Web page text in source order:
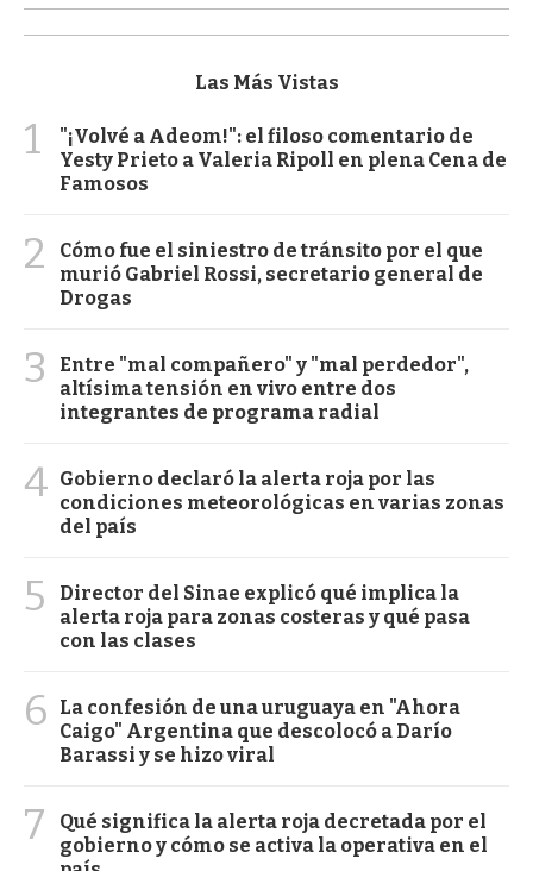
Las Más Vistas
1
"¡Volvé a Adeom!": el filoso comentario de
Yesty Prieto a Valeria Ripoll en plena Cena de
Famosos
2
Cómo fue el siniestro de tránsito por el que
murió Gabriel Rossi, secretario general de
Drogas
3
Entre "mal compañero" y "mal perdedor",
altísima tensión en vivo entre dos
integrantes de programa radial
4 Gobierno declaró la alerta roja por las
condiciones meteorológicas en varias zonas
del país
5
Director del Sinae explicó qué implica la
alerta roja para zonas costeras y qué pasa
con las clases
6
La confesión de una uruguaya en "Ahora
Caigo" Argentina que descolocó a Darío
Barassi y se hizo viral
7
Qué significa la alerta roja decretada por el
gobierno y cómo se activa la operativa en el